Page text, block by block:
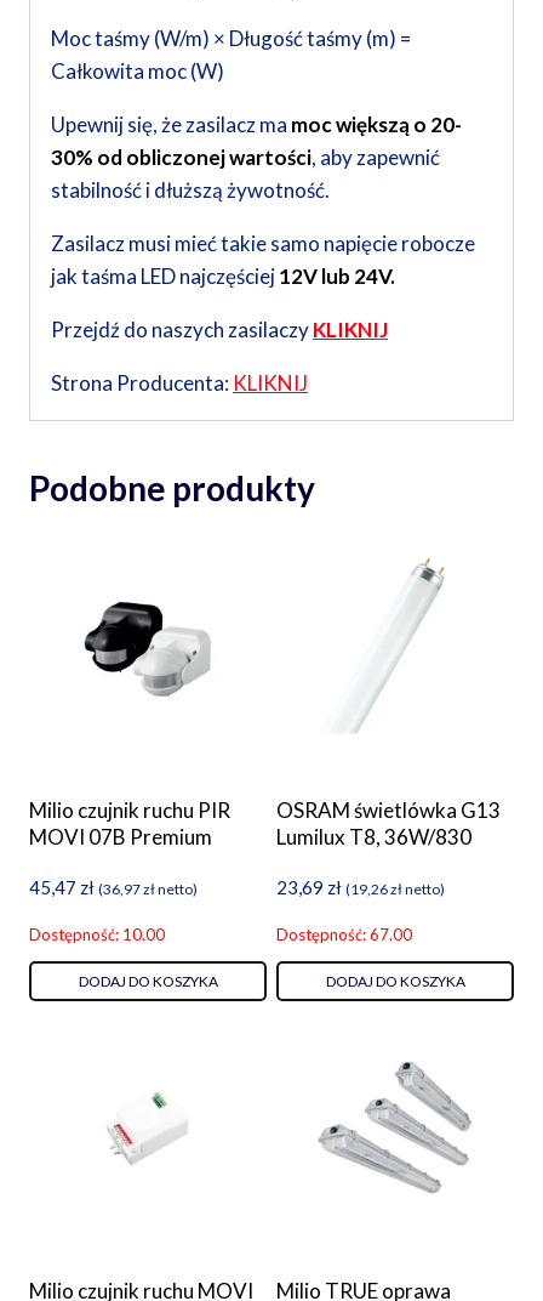
Moc taśmy (W/m) × Długość taśmy (m) =
Całkowita moc (W)
Upewnij się, że zasilacz ma moc większą o 20-
30% od obliczonej wartości, aby zapewnić
stabilność i dłuższą żywotność.
Zasilacz musi mieć takie samo napięcie robocze
jak taśma LED najczęściej12V lub 24V.
Przejdź do naszych zasilaczyKLIKNIJ
Strona Producenta: KLIKNIJ
Podobne produkty
Milio czujnik ruchu PIR
MOVI 07B Premium
45,47 zł (36,97złnetto)
Dostępność: 10.00
DODAJ DO KOSZYKA
OSRAM świetlówka G13
Lumilux T8, 36W/830
23,69 zł (19,26złnetto)
Dostępność: 67.00
DODAJ DO KOSZYKA
Milio czujnik ruchu MOVI
Milio TRUE oprawa